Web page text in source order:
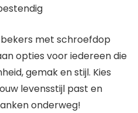
met schroefdop
opties voor iedereen die
gemak en stijl. Kies
levensstijl past en
onderweg!